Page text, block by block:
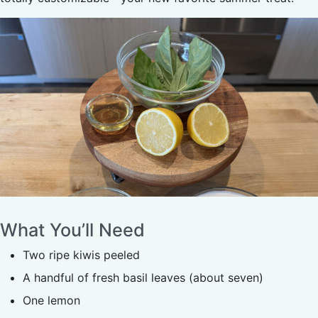
What You’ll Need
Two ripe kiwis peeled
A handful of fresh basil leaves (about seven)
One lemon